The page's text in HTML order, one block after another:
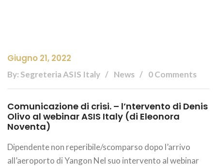
Giugno 21, 2022
By: Segreteria ASIS Italy News 0 Comments
Comunicazione di crisi. – l’ntervento di Denis
Olivo al webinar ASIS Italy (di Eleonora
Noventa)
Dipendente non reperibile/scomparso dopo l’arrivo
all’aeroporto di Yangon Nel suo intervento al webinar